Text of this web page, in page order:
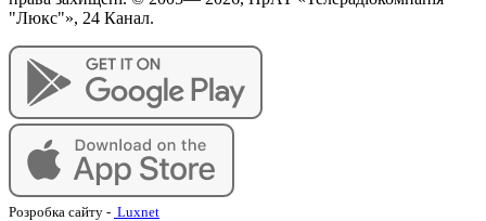
"Люкс"», 24 Канал.
Розробка сайту - Luxnet